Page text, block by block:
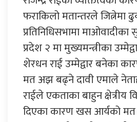
फराकिलो मतान्तरले जित्नेमा
प्रतिनिधिसभामा माओवादीका
प्रदेश २ मा मुख्यमन्त्रीका
शेरधन राई उम्मेद्वार बनेका
मत अझ बढ्ने दावी एमाले
राईले एकताका बाहुन क्षेत्रीय
दिएका कारण खस आर्यको मत